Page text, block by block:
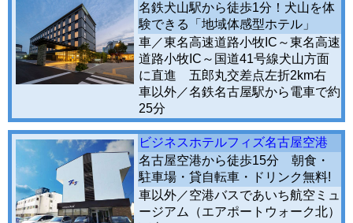
名鉄犬山駅から徒歩1分！犬山を体
験できる「地域体感型ホテル」
車／東名高速道路小牧IC～東名高速
道路小牧IC～国道41号線犬山方面
に直進 五郎丸交差点左折2km右
車以外／名鉄名古屋駅から電車で約
25分
ビジネスホテルフィズ名古屋空港
名古屋空港から徒歩15分 朝食・
駐車場・貸自転車・ドリンク無料!
車以外／空港バスであいち航空ミュ
ージアム（エアポートウォーク北）